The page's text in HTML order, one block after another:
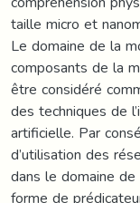
taille micro et
Le domaine de la
composants de la
être considéré
des techniques de
artificielle. Par
d’utilisation des
dans le domaine